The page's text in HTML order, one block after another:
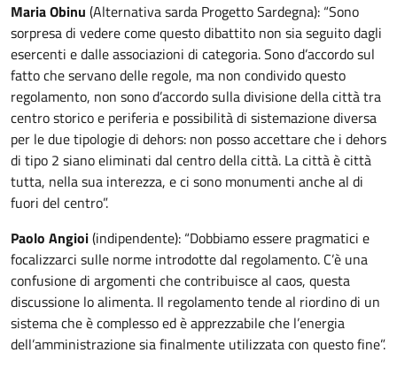
Maria Obinu (Alternativa sarda Progetto Sardegna): “Sono
sorpresa di vedere come questo dibattito non sia seguito dagli
esercenti e dalle associazioni di categoria. Sono d’accordo sul
fatto che servano delle regole, ma non condivido questo
regolamento, non sono d’accordo sulla divisione della città tra
centro storico e periferia e possibilità di sistemazione diversa
per le due tipologie di dehors: non posso accettare che i dehors
di tipo 2 siano eliminati dal centro della città. La città è città
tutta, nella sua interezza, e ci sono monumenti anche al di
fuori del centro”.
Paolo Angioi(indipendente): “Dobbiamo essere pragmatici e
focalizzarci sulle norme introdotte dal regolamento. C’è una
confusione di argomenti che contribuisce al caos, questa
discussione lo alimenta. Il regolamento tende al riordino di un
sistema che è complesso ed è apprezzabile che l’energia
dell’amministrazione sia finalmente utilizzata con questo fine”.